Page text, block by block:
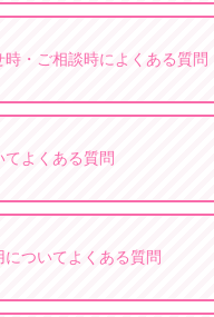
時・ご相談時によくある質問
てよくある質問
についてよくある質問